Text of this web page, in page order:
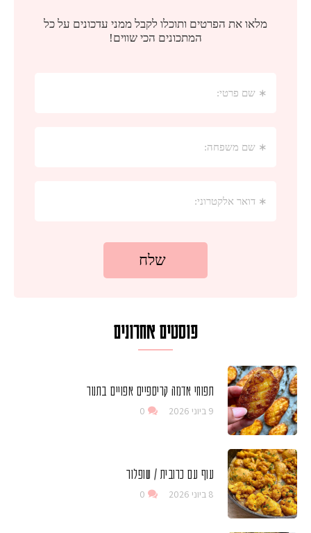
פוסטים אחרונים
תפוחי אדמה קריספיים אפויים בתנור
9 ביוני 2026 0
עוף עם כרובית / שופלור
8 ביוני 2026 0